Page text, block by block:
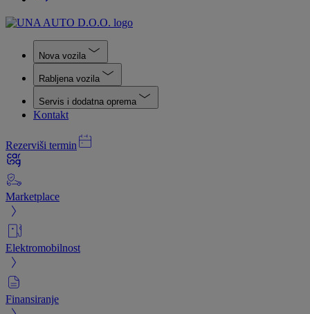
Nova vozila
Rabljena vozila
Servis i dodatna oprema
Kontakt
Rezerviši termin
Marketplace
Elektromobilnost
Finansiranje